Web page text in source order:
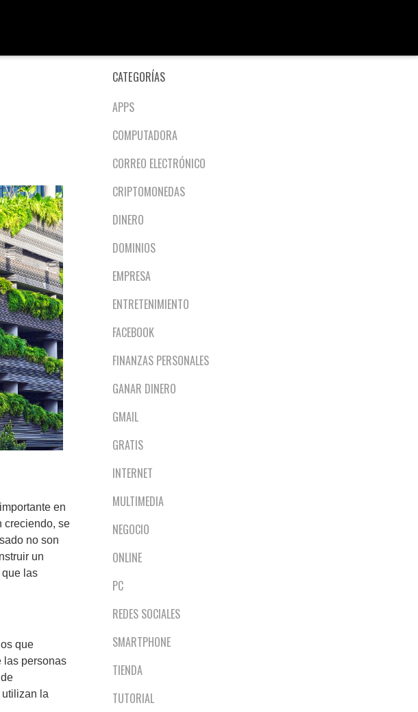
en
creciendo, se
no son
un
que las
que
las personas
la
CATEGORÍAS
APPS
COMPUTADORA
CORREO ELECTRÓNICO
CRIPTOMONEDAS
DINERO
DOMINIOS
EMPRESA
ENTRETENIMIENTO
FACEBOOK
FINANZAS PERSONALES
GANAR DINERO
GMAIL
GRATIS
INTERNET
MULTIMEDIA
NEGOCIO
ONLINE
PC
REDES SOCIALES
SMARTPHONE
TIENDA
TUTORIAL